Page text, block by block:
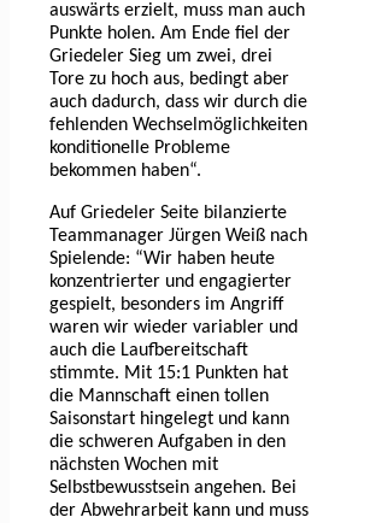
auswärts erzielt, muss man auch
Punkte holen. Am Ende fiel der
Griedeler Sieg um zwei, drei
Tore zu hoch aus, bedingt aber
auch dadurch, dass wir durch die
fehlenden Wechselmöglichkeiten
konditionelle Probleme
bekommen haben“.
Auf Griedeler Seite bilanzierte
Teammanager Jürgen Weiß nach
Spielende: “Wir haben heute
konzentrierter und engagierter
gespielt, besonders im Angriff
waren wir wieder variabler und
auch die Laufbereitschaft
stimmte. Mit 15:1 Punkten hat
die Mannschaft einen tollen
Saisonstart hingelegt und kann
die schweren Aufgaben in den
nächsten Wochen mit
Selbstbewusstsein angehen. Bei
der Abwehrarbeit kann und muss